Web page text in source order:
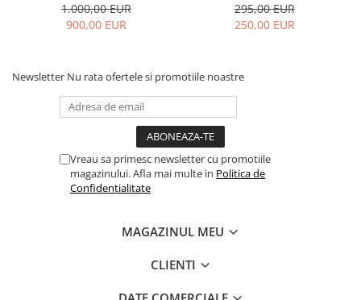
1.000,00 EUR
900,00 EUR
295,00 EUR
250,00 EUR
Newsletter Nu rata ofertele si promotiile noastre
Vreau sa primesc newsletter cu promotiile
magazinului. Afla mai multe in Politica de
Confidentialitate
MAGAZINUL MEU
CLIENTI